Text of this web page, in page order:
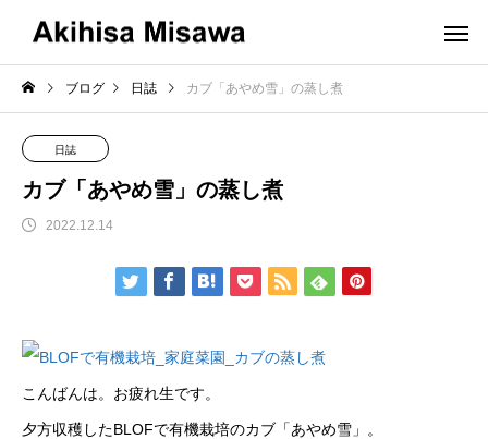
ブログ 日誌 カブ「あやめ雪」の蒸し煮
日誌
カブ「あやめ雪」の蒸し煮
2022.12.14
こんばんは。お疲れ生です。
夕方収穫したBLOFで有機栽培のカブ「あやめ雪」。